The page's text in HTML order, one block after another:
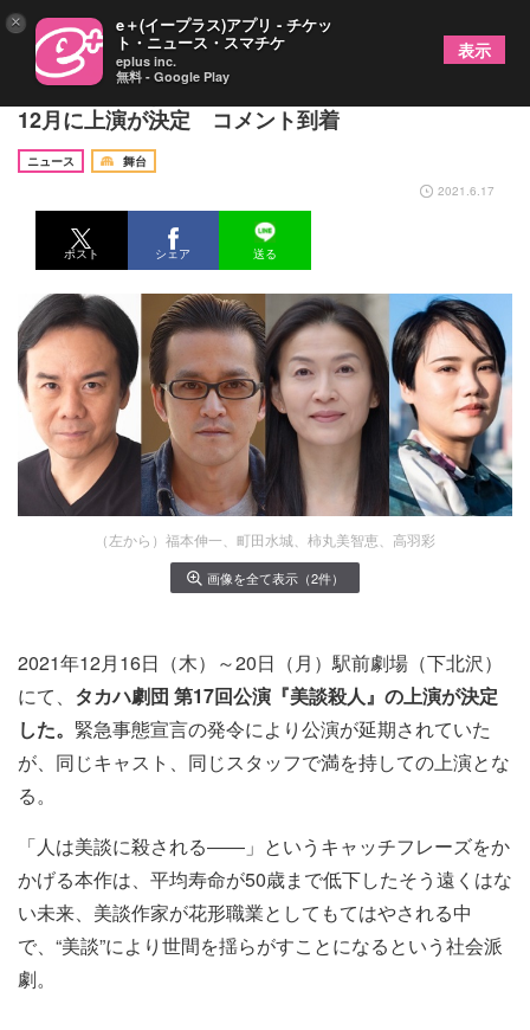
高羽彩が主宰するタカハ劇団の話題作『美談殺人』
12月に上演が決定 コメント到着
ニュース
舞台
2021.6.17
ポスト シェア 送る
（左から）福本伸一、町田水城、柿丸美智恵、高羽彩
画像を全て表示（2件）
2021年12月16日（木）～20日（月）駅前劇場（下北沢）
にて、 タカハ劇団 第17回公演『美談殺人』の上演が決定
した。 緊急事態宣言の発令により公演が延期されていた
が、同じキャスト、同じスタッフで満を持しての上演とな
る。
「人は美談に殺される――」というキャッチフレーズをか
かげる本作は、平均寿命が50歳まで低下したそう遠くはな
い未来、美談作家が花形職業としてもてはやされる中
で、“美談”により世間を揺らがすことになるという社会派
劇。
× e＋(イープラス)アプリ - チケッ
ト・ニュース・スマチケ
eplus inc.
無料 - Google Play
表示